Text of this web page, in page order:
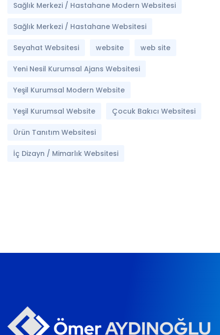
Sağlık Merkezi / Hastahane Modern Websitesi
Sağlık Merkezi / Hastahane Websitesi
Seyahat Websitesi website web site
Yeni Nesil Kurumsal Ajans Websitesi
Yeşil Kurumsal Modern Website
Yeşil Kurumsal Website Çocuk Bakıcı Websitesi
Ürün Tanıtım Websitesi
İç Dizayn / Mimarlık Websitesi